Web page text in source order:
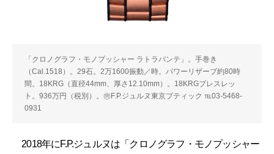
「クロノグラフ・モノプッシャー ラトラパンテ」。手巻き
（Cal.1518）。29石。2万1600振動／時。パワーリザーブ約80時
間。18KRG（直径44mm、厚さ12.10mm）。18KRGブレスレッ
ト。936万円（税別）。㉄F.P.ジュルヌ東京ブティック ℡03-5468-
0931
2018年にF.P.ジュルヌは「クロノグラフ・モノプッシャー